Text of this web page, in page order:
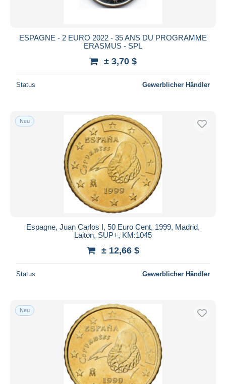
ESPAGNE - 2 EURO 2022 - 35 ANS DU PROGRAMME
ERASMUS - SPL
± 3,70 $
Status Gewerblicher Händler
Neu
Espagne, Juan Carlos I, 50 Euro Cent, 1999, Madrid,
Laiton, SUP+, KM:1045
± 12,66 $
Status Gewerblicher Händler
Neu